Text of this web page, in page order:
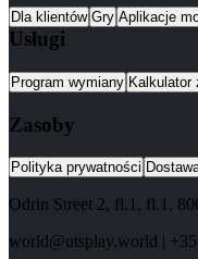
Dla klientów Gry Aplikacje
Usługi
Program wymiany Kalkulator
Zasoby
Polityka prywatności
Odrin Street 2, fl.1 , fl.1,
world@utsplay.world |